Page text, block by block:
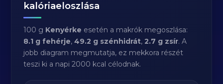
kalóriaeloszlása
100 g Kenyérke esetén a makrók megoszlása:
8.1 g fehérje,49.2 g szénhidrát,2.7 g zsír. A
jobb diagram megmutatja, ez mekkora részét
teszi ki a napi 2000 kcal célodnak.